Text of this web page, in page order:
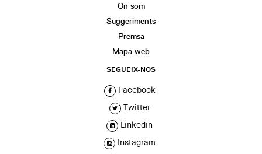
On som
Suggeriments
Premsa
Mapa web
SEGUEIX-NOS
Facebook
Twitter
Linkedin
Instagram